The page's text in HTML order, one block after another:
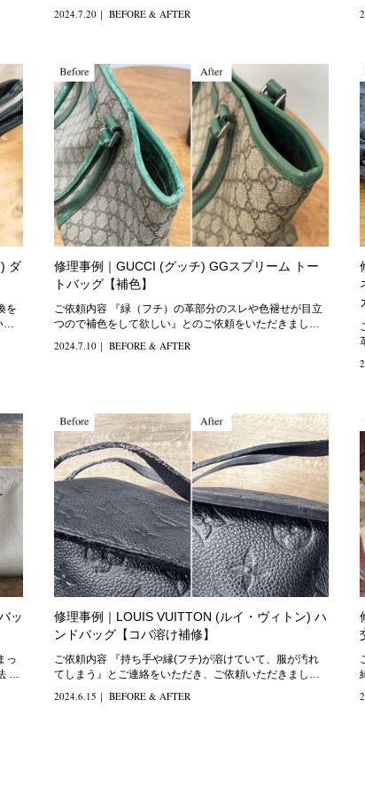
2024.7.20 ｜ BEFORE & AFTER
ダ
た
修理事例｜GUCCI (グッチ) GGスプリーム トー
トバッグ【補色】
ご依頼内容 『緑（フチ）の革部分のスレや色褪せが目立
つので補色をして欲しい』とのご依頼をいただきまし
た。 修理方法
2024.7.10 ｜ BEFORE & AFTER
ご
ッ
修理事例｜LOUIS VUITTON (ルイ・ヴィトン) ハ
ンドバッグ【コバ溶け補修】
ご依頼内容 『持ち手や縁(フチ)が溶けていて、服が汚れ
てしまう』とご連絡をいただき、ご依頼いただきまし
2024.6.15 ｜ BEFORE & AFTER
ご